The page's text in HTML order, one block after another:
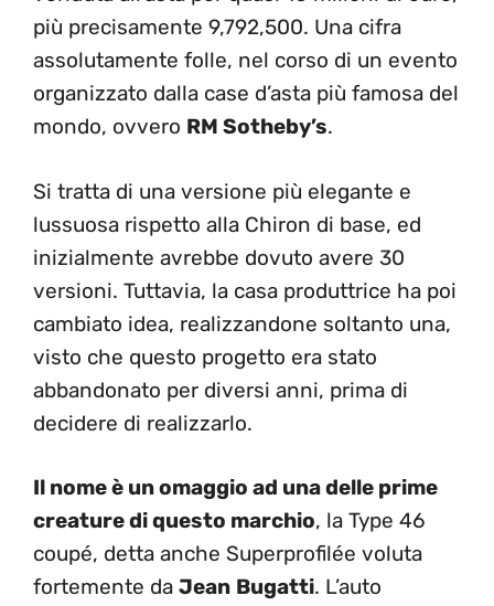
più precisamente 9,792,500. Una cifra
assolutamente folle, nel corso di un evento
organizzato dalla case d’asta più famosa del
mondo, ovvero RM Sotheby’s.
Si tratta di una versione più elegante e
lussuosa rispetto alla Chiron di base, ed
inizialmente avrebbe dovuto avere 30
versioni. Tuttavia, la casa produttrice ha poi
cambiato idea, realizzandone soltanto una,
visto che questo progetto era stato
abbandonato per diversi anni, prima di
decidere di realizzarlo.
Il nome è un omaggio ad una delle prime
creature di questo marchio, la Type 46
coupé, detta anche Superprofilée voluta
fortemente da Jean Bugatti. L’auto